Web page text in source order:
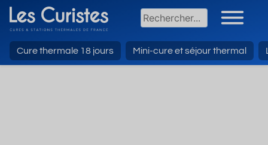
Cure thermale 18 jours Mini-cure et séjour thermal